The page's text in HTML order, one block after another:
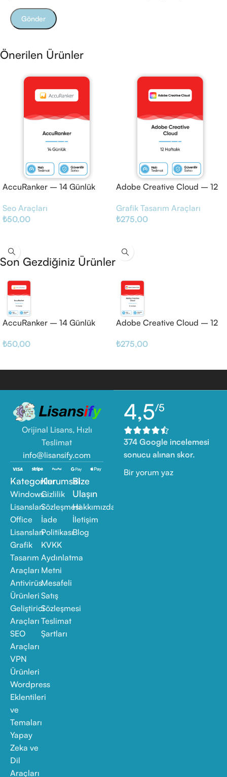
Önerilen Ürünler
AccuRanker – 14 Günlük
Seo Araçları
₺50,00
Adobe Creative Cloud – 12
Grafik Tasarım Araçları
₺275,00
Son Gezdiğiniz Ürünler
AccuRanker – 14 Günlük
₺50,00
Adobe Creative Cloud – 12
₺275,00
Orijinal Lisans, Hızlı
Teslimat
info@lisansify.com
Kategoriler
Windows
Lisansları
Office
Lisansları
Grafik
Tasarım
Araçları
Antivirüs
Ürünleri
Geliştirici
Araçları
SEO
Araçları
VPN
Ürünleri
Wordpress
Eklentileri
ve
Temaları
Yapay
Zeka ve
Dil
Araçları
Kurumsal
Gizlilik
Sözleşmesi
İade
Politikası
KVKK
Aydınlatma
Metni
Mesafeli
Satış
Sözleşmesi
Teslimat
Şartları
Bize
Ulaşın
Hakkımızda
İletişim
Blog
4,5/5
374 Google incelemesi
sonucu alınan skor.
Bir yorum yaz